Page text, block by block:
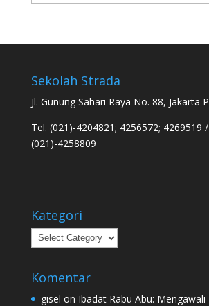
Sekolah Strada
Jl. Gunung Sahari Raya No. 88, Jakarta
Tel. (021)-4204821; 4256572; 4269519
(021)-4258809
Kategori
Kategori
Komentar
gisel on Ibadat Rabu Abu: Mengawali